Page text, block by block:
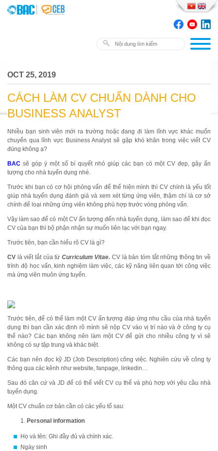
OCT 25, 2019
CÁCH LÀM CV CHUẨN DÀNH CHO
BUSINESS ANALYST
Nhiều bạn sinh viên mới ra trường hoặc đang đi làm lĩnh vực khác muốn
chuyển qua lĩnh vực Business Analyst sẽ gặp khó khăn trong việc viết CV
đúng không ạ?
BAC sẽ góp ý một số bí quyết nhỏ giúp các bạn có một CV đẹp, gây ấn
tượng cho nhà tuyển dụng nhé.
Trước khi bạn có cơ hội phỏng vấn để thể hiện mình thì CV chính là yếu tốt
giúp nhà tuyển dụng đánh giá và xem xét từng ứng viên, thậm chí là cơ sở
chính để loại những ứng viên không phù hợp trước vòng phỏng vấn.
Vậy làm sao để có một CV ấn tượng đến nhà tuyển dụng, làm sao để khi đọc
CV của bạn thì bộ phận nhận sự muốn liên lạc với bạn ngay.
Trước tiên, bạn cần hiểu rõ CV là gì?
CV là viết tắt của từ Curriculum Vitae. CV là bản tóm tắt những thông tin về
trình độ học vấn, kinh nghiệm làm việc, các kỹ năng liên quan tới công việc
mà ứng viên muôn ứng tuyển.
Trước tiên, để có thể làm một CV ấn tượng đáp ứng nhu cầu của nhà tuyển
dụng thì bạn cần xác định rõ mình sẽ nộp CV vào vị trí nào và ở công ty cụ
thể nào? Các bạn không nên làm một CV để gửi cho nhiều công ty vì sẽ
không có sự tập trung và khác biệt.
Các bạn nên đọc kỹ JD (Job Description) công việc. Nghiên cứu về công ty
thông qua các kênh như website, fanpage, linkedin…
Sau đó căn cứ và JD để có thể viết CV cụ thể và phù hơp với yêu cầu nhà
tuyển dụng.
Một CV chuẩn cơ bản cần có các yếu tố sau:
Personal information
Họ và tên: Ghi đầy đủ và chính xác.
Ngày sinh